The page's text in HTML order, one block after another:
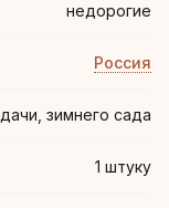
недорогие
Россия
зимнего сада
1 штуку